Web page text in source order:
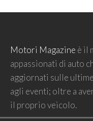
Motori Magazine è il
appassionati di auto
aggiornati sulle
agli eventi; oltre a
il proprio veicolo.